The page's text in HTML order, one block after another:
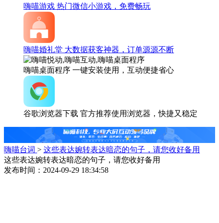
嗨喵游戏 热门微信小游戏，免费畅玩
嗨喵婚礼堂 大数据获客神器，订单源源不断
嗨喵桌面程序 一键安装使用，互动便捷省心
谷歌浏览器下载 官方推荐使用浏览器，快捷又稳定
嗨喵台词 > 这些表达婉转表达暗恋的句子，请您收好备用
这些表达婉转表达暗恋的句子，请您收好备用
发布时间：2024-09-29 18:34:58